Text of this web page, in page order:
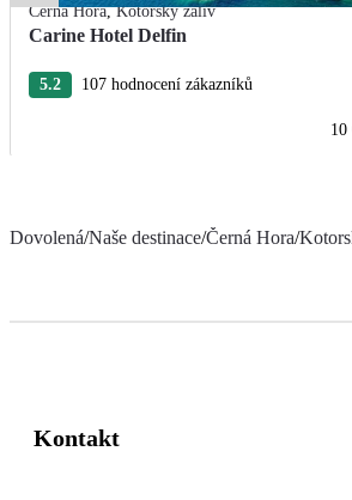
Černá Hora,Kotorský záliv
Carine Hotel Delfin
5.2 107 hodnocení zákazníků
10
Dovolená/Naše destinace/Černá Hora/
Kontakt